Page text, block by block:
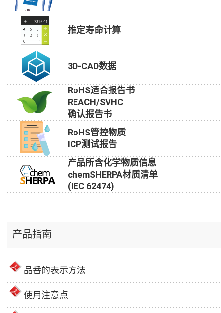
推定寿命计算
3D-CAD数据
RoHS适合报告书
REACH/SVHC
确认报告书
RoHS管控物质
ICP测试报告
产品所含化学物质信息
chemSHERPA材质清单
(IEC 62474)
产品指南
品番的表示方法
使用注意点